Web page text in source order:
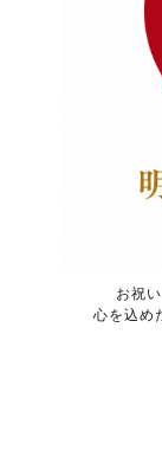
お祝
心を込め